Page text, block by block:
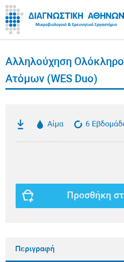
Αλληλούχηση
Ατόμων (WES Duo)
Αίμα 6
Προσθήκη
Περιγραφή